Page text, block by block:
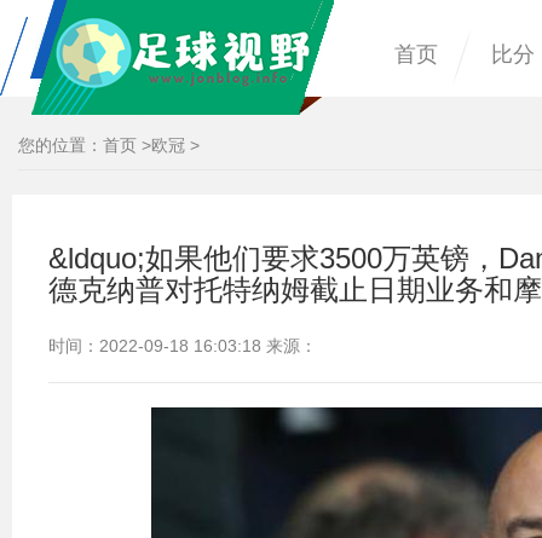
首页 比分
您的位置： 首页 >欧冠 >
&ldquo;如果他们要求3500万英镑，
德克纳普对托特纳姆截止日期业务和
时间：2022-09-18 16:03:18 来源：